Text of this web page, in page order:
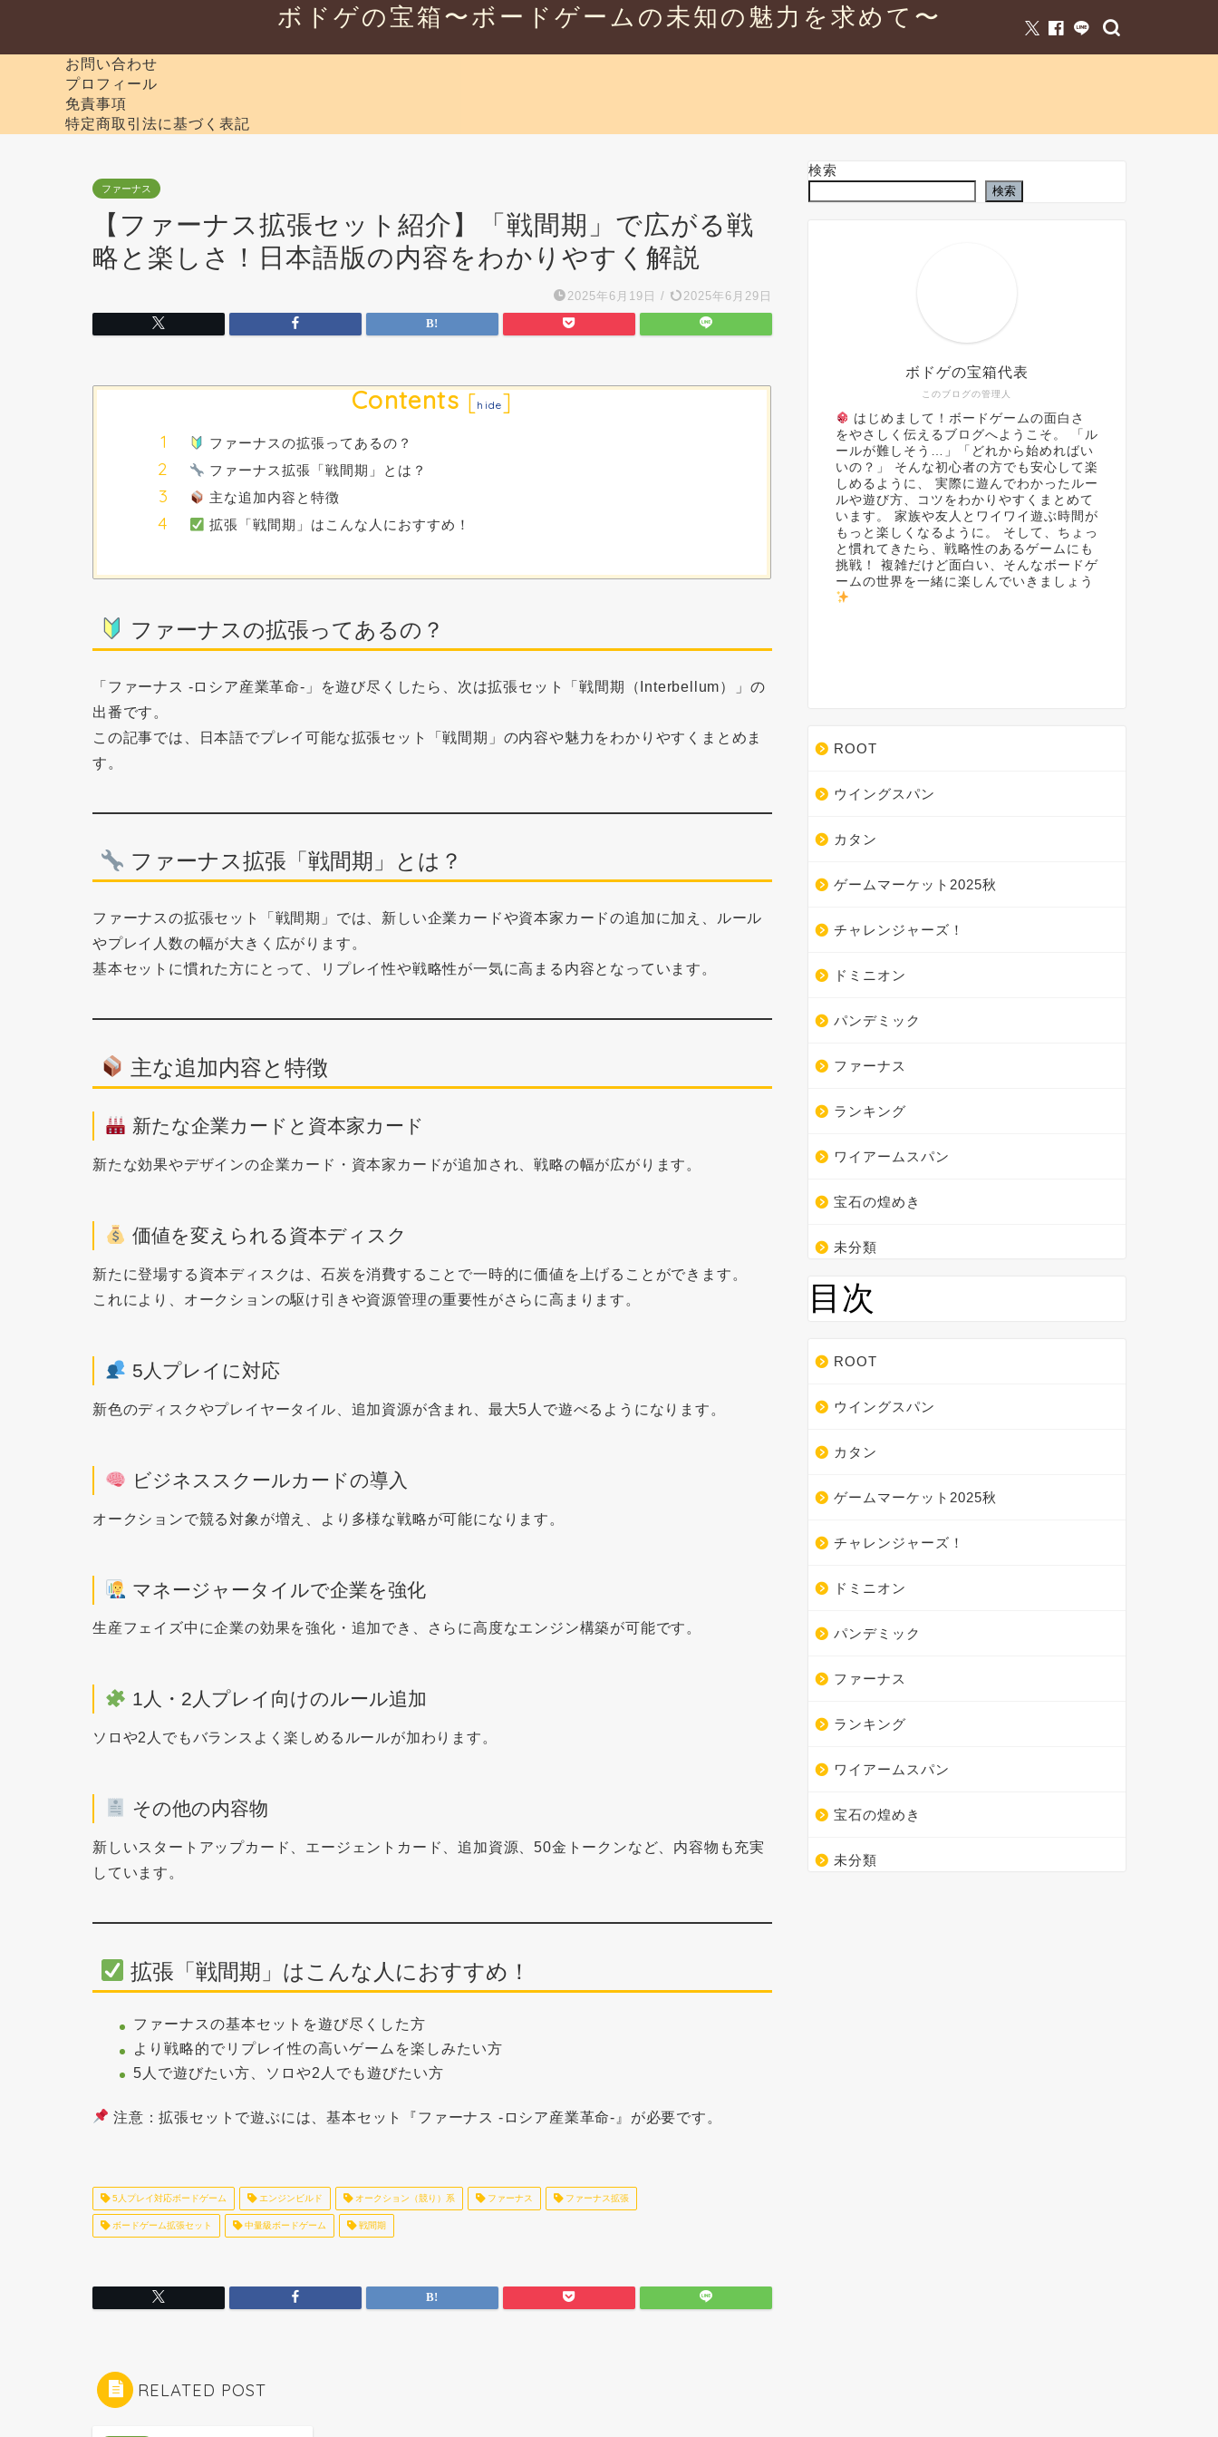
ボドゲの宝箱〜ボードゲームの未知の魅力を求めて〜
お問い合わせ
プロフィール
免責事項
特定商取引法に基づく表記
ファーナス
【ファーナス拡張セット紹介】「戦間期」で広がる戦
略と楽しさ！日本語版の内容をわかりやすく解説
2025年6月19日 / 2025年6月29日
Contents [hide]
ファーナスの拡張ってあるの？
ファーナス拡張「戦間期」とは？
主な追加内容と特徴
拡張「戦間期」はこんな人におすすめ！
ファーナスの拡張ってあるの？
「ファーナス -ロシア産業革命-」を遊び尽くしたら、次は拡張セット「戦間期（Interbellum）」の
出番です。
この記事では、日本語でプレイ可能な拡張セット「戦間期」の内容や魅力をわかりやすくまとめま
す。
ファーナス拡張「戦間期」とは？
ファーナスの拡張セット「戦間期」では、新しい企業カードや資本家カードの追加に加え、ルール
やプレイ人数の幅が大きく広がります。
基本セットに慣れた方にとって、リプレイ性や戦略性が一気に高まる内容となっています。
主な追加内容と特徴
新たな企業カードと資本家カード
新たな効果やデザインの企業カード・資本家カードが追加され、戦略の幅が広がります。
価値を変えられる資本ディスク
新たに登場する資本ディスクは、石炭を消費することで一時的に価値を上げることができます。
これにより、オークションの駆け引きや資源管理の重要性がさらに高まります。
5人プレイに対応
新色のディスクやプレイヤータイル、追加資源が含まれ、最大5人で遊べるようになります。
ビジネススクールカードの導入
オークションで競る対象が増え、より多様な戦略が可能になります。
マネージャータイルで企業を強化
生産フェイズ中に企業の効果を強化・追加でき、さらに高度なエンジン構築が可能です。
1人・2人プレイ向けのルール追加
ソロや2人でもバランスよく楽しめるルールが加わります。
その他の内容物
新しいスタートアップカード、エージェントカード、追加資源、50金トークンなど、内容物も充実
しています。
拡張「戦間期」はこんな人におすすめ！
ファーナスの基本セットを遊び尽くした方
より戦略的でリプレイ性の高いゲームを楽しみたい方
5人で遊びたい方、ソロや2人でも遊びたい方
注意 ：拡張セットで遊ぶには、基本セット『ファーナス -ロシア産業革命-』が必要です。
5人プレイ対応ボードゲーム エンジンビルド オークション（競り）系 ファーナス ファーナス拡張
ボードゲーム拡張セット 中量級ボードゲーム 戦間期
RELATED POST
検索
検索
このブログの管理人
ボドゲの宝箱代表
はじめまして！ボードゲームの面白さ
をやさしく伝えるブログへようこそ。 「ル
ールが難しそう…」「どれから始めればい
いの？」 そんな初心者の方でも安心して楽
しめるように、 実際に遊んでわかったルー
ルや遊び方、コツをわかりやすくまとめて
います。 家族や友人とワイワイ遊ぶ時間が
もっと楽しくなるように。 そして、ちょっ
と慣れてきたら、戦略性のあるゲームにも
挑戦！ 複雑だけど面白い、そんなボードゲ
ームの世界を一緒に楽しんでいきましょう
ROOT
ウイングスパン
カタン
ゲームマーケット2025秋
チャレンジャーズ！
ドミニオン
パンデミック
ファーナス
ランキング
ワイアームスパン
宝石の煌めき
未分類
目次
ROOT
ウイングスパン
カタン
ゲームマーケット2025秋
チャレンジャーズ！
ドミニオン
パンデミック
ファーナス
ランキング
ワイアームスパン
宝石の煌めき
未分類